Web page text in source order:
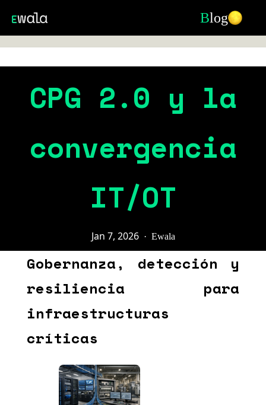
Blog
CPG 2.0 y la
convergencia
IT/OT
Jan 7, 2026 · Ewala
Gobernanza, detección y
resiliencia para
infraestructuras
críticas